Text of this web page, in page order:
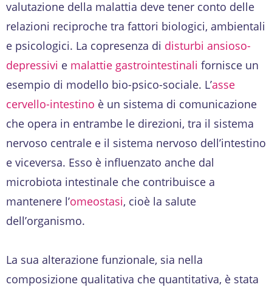
valutazione della malattia deve tener conto delle
relazioni reciproche tra fattori biologici, ambientali
e psicologici. La copresenza di disturbi ansioso-
depressivi e malattie gastrointestinali fornisce un
esempio di modello bio-psico-sociale. L’asse
cervello-intestino è un sistema di comunicazione
che opera in entrambe le direzioni, tra il sistema
nervoso centrale e il sistema nervoso dell’intestino
e viceversa. Esso è influenzato anche dal
microbiota intestinale che contribuisce a
mantenere l’omeostasi, cioè la salute
dell’organismo.
La sua alterazione funzionale, sia nella
composizione qualitativa che quantitativa, è stata